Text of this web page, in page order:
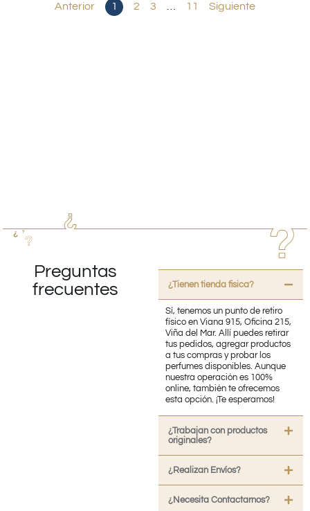
Anterior 1 2 3 11 Siguiente
Preguntas
frecuentes
¿Tienen tienda fisica?
Sí, tenemos un punto de retiro
físico en Viana 915, Oficina 215,
Viña del Mar. Allí puedes retirar
tus pedidos, agregar productos
a tus compras y probar los
perfumes disponibles. Aunque
nuestra operación es 100%
online, también te ofrecemos
esta opción. ¡Te esperamos!
¿Trabajan con productos
originales?
¿Realizan Envíos?
¿Necesita Contactarnos?